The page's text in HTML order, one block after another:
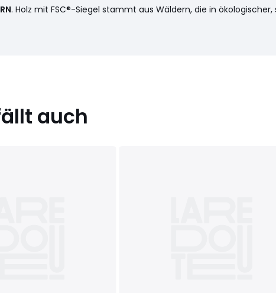
. Holz mit FSC®-Siegel stammt aus Wäldern, die in
auch